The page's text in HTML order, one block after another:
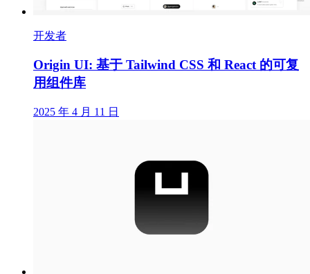
开发者
Origin UI: 基于 Tailwind CSS 和 React 的可复
用组件库
2025 年 4 月 11 日